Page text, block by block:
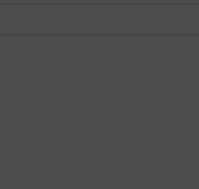
nicht